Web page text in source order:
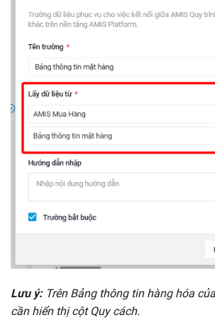
Lưu ý:Trên Bảng thông tin hàng hóa
cần hiển thị cột Quy cách.